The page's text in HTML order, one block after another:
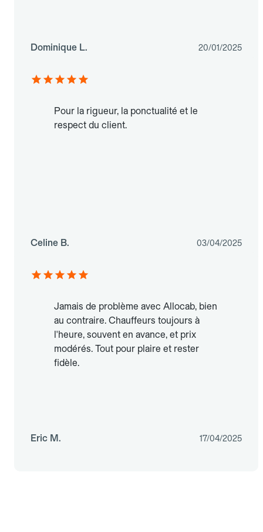
Dominique L. 20/01/2025
Pour la rigueur, la ponctualité et le
respect du client.
Celine B. 03/04/2025
Jamais de problème avec Allocab, bien
au contraire. Chauffeurs toujours à
l'heure, souvent en avance, et prix
modérés. Tout pour plaire et rester
fidèle.
Eric M. 17/04/2025